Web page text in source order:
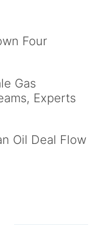
Four
Gas
Experts
Oil Deal Flow